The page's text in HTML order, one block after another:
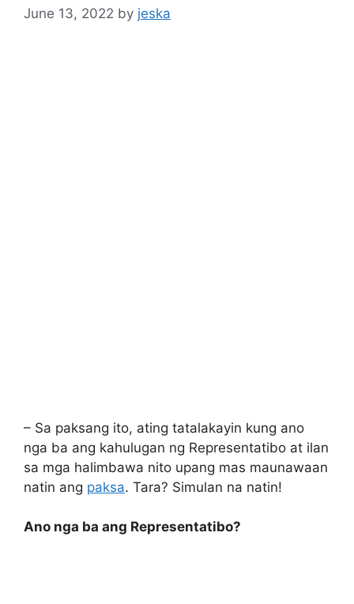
June 13, 2022 by jeska
– Sa paksang ito, ating tatalakayin kung ano
nga ba ang kahulugan ng Representatibo at ilan
sa mga halimbawa nito upang mas maunawaan
natin ang paksa. Tara? Simulan na natin!
Ano nga ba ang Representatibo?